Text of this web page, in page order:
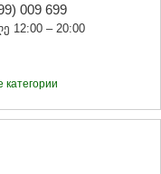
009 699
12:00 – 20:00